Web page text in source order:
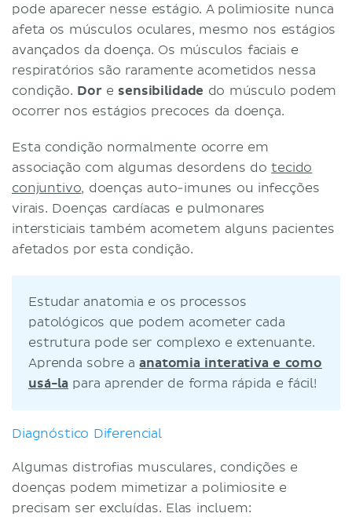
pode aparecer nesse estágio. A polimiosite nunca
afeta os músculos oculares, mesmo nos estágios
avançados da doença. Os músculos faciais e
respiratórios são raramente acometidos nessa
condição. Dore sensibilidade do músculo podem
ocorrer nos estágios precoces da doença.
Esta condição normalmente ocorre em
associação com algumas desordens dotecido
conjuntivo, doenças auto-imunes ou infecções
virais. Doenças cardíacas e pulmonares
intersticiais também acometem alguns pacientes
afetados por esta condição.
Estudar anatomia e os processos
patológicos que podem acometer cada
estrutura pode ser complexo e extenuante.
Aprenda sobre aanatomia interativa e como
usá-la para aprender de forma rápida e fácil!
Diagnóstico Diferencial
Algumas distrofias musculares, condições e
doenças podem mimetizar a polimiosite e
precisam ser excluídas. Elas incluem: